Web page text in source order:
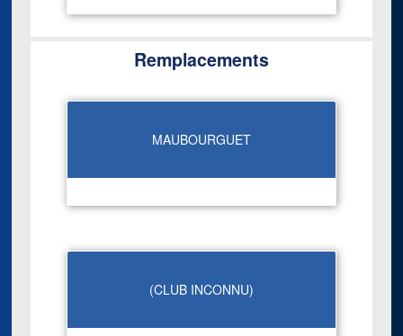
Remplacements
MAUBOURGUET
(CLUB INCONNU)